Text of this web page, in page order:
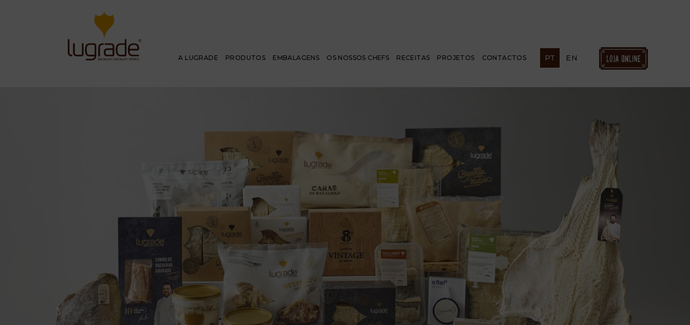
A LUGRADE PRODUTOS EMBALAGENS OS NOSSOS CHEFS RECEITAS PROJETOS CONTACTOS PT EN